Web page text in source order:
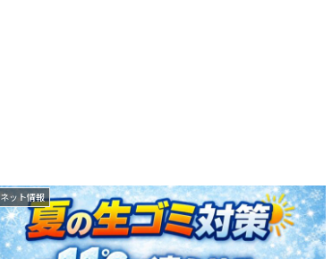
ネット情報